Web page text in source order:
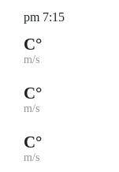
7:15 pm
°C
m/s
°C
m/s
°C
m/s